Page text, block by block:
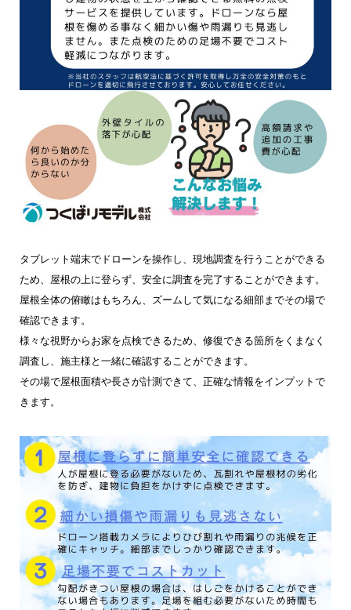
タブレット端末でドローンを操作し、現地調査を行うことができる
ため、屋根の上に登らず、安全に調査を完了することができます。
屋根全体の俯瞰はもちろん、ズームして気になる細部までその場で
確認できます。
様々な視野からお家を点検できるため、修復できる箇所をくまなく
調査し、施主様と一緒に確認することができます。
その場で屋根面積や長さが計測できて、正確な情報をインプットで
きます。